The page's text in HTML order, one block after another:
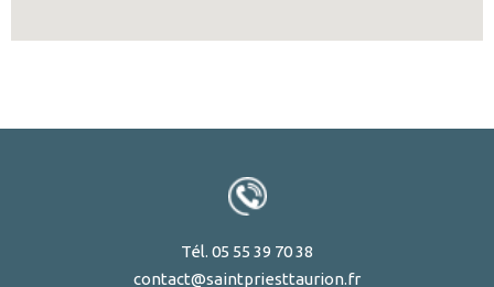
Tél. 05 55 39 70 38
contact@saintpriesttaurion.fr